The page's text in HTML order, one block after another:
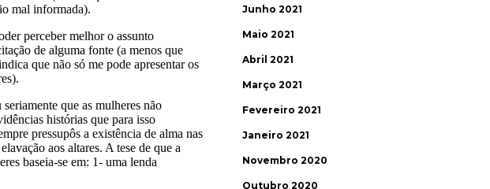
Junho 2021
Maio 2021
Abril 2021
Março 2021
Fevereiro 2021
Janeiro 2021
Novembro 2020
Outubro 2020